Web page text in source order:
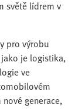
světě lídrem v
pro výrobu
je logistika,
ve
generace,